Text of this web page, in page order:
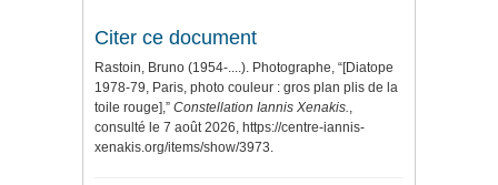
Citer ce document
Rastoin, Bruno (1954-....). Photographe, “[Diatope
1978-79, Paris, photo couleur : gros plan plis de la
toile rouge],” Constellation Iannis Xenakis.,
consulté le 7 août 2026, https://centre-iannis-
xenakis.org/items/show/3973.